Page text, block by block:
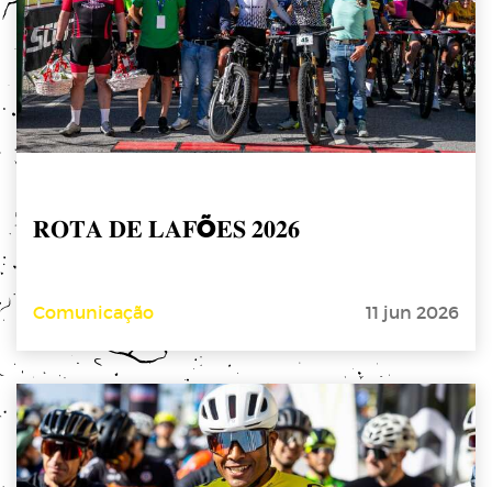
𝐑𝐎𝐓𝐀 𝐃𝐄 𝐋𝐀𝐅Õ𝐄𝐒 𝟐𝟎𝟐𝟔
Comunicação 11 jun 2026